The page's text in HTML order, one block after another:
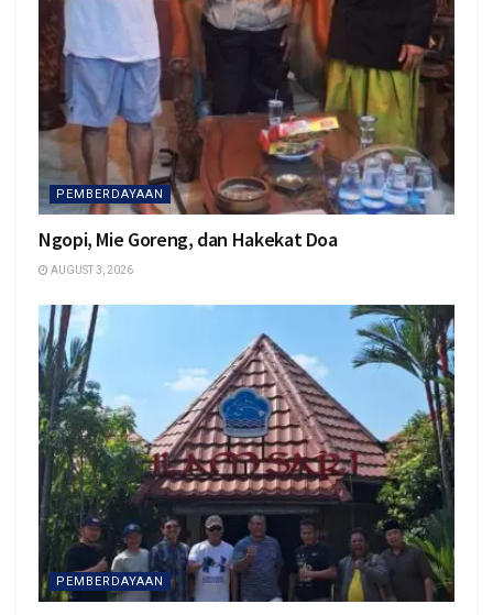
PEMBERDAYAAN
Ngopi, Mie Goreng, dan Hakekat Doa
AUGUST 3, 2026
PEMBERDAYAAN